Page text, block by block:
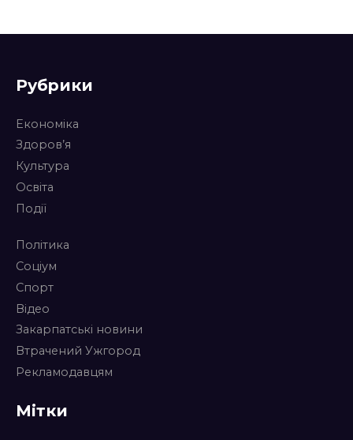
Рубрики
Економіка
Здоров’я
Культура
Освіта
Події
Політика
Соціум
Спорт
Відео
Закарпатські новини
Втрачений Ужгород
Рекламодавцям
Мітки